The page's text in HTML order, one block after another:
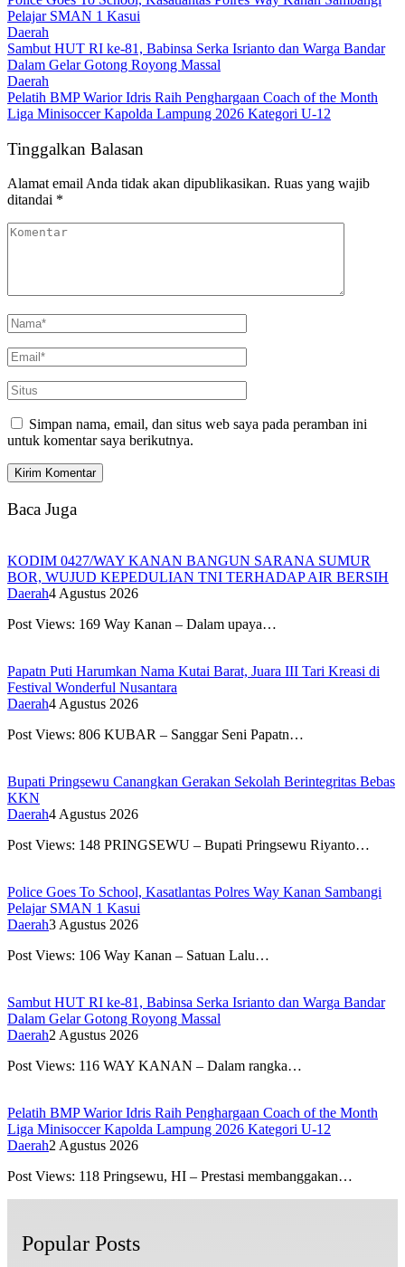
Pelajar SMAN 1 Kasui
Daerah
Sambut HUT RI ke-81, Babinsa Serka Isrianto dan Warga Bandar
Dalam Gelar Gotong Royong Massal
Daerah
Pelatih BMP Warior Idris Raih Penghargaan Coach of the Month
Liga Minisoccer Kapolda Lampung 2026 Kategori U-12
Tinggalkan Balasan
Alamat email Anda tidak akan dipublikasikan. Ruas yang wajib
ditandai *
Simpan nama, email, dan situs web saya pada peramban ini
untuk komentar saya berikutnya.
Baca Juga
KODIM 0427/WAY KANAN BANGUN SARANA SUMUR
BOR, WUJUD KEPEDULIAN TNI TERHADAP AIR BERSIH
Daerah4 Agustus 2026
Post Views: 169 Way Kanan – Dalam upaya…
Papatn Puti Harumkan Nama Kutai Barat, Juara III Tari Kreasi di
Festival Wonderful Nusantara
Daerah4 Agustus 2026
Post Views: 806 KUBAR – Sanggar Seni Papatn…
Bupati Pringsewu Canangkan Gerakan Sekolah Berintegritas Bebas
KKN
Daerah4 Agustus 2026
Post Views: 148 PRINGSEWU – Bupati Pringsewu Riyanto…
Police Goes To School, Kasatlantas Polres Way Kanan Sambangi
Pelajar SMAN 1 Kasui
Daerah3 Agustus 2026
Post Views: 106 Way Kanan – Satuan Lalu…
Sambut HUT RI ke-81, Babinsa Serka Isrianto dan Warga Bandar
Dalam Gelar Gotong Royong Massal
Daerah2 Agustus 2026
Post Views: 116 WAY KANAN – Dalam rangka…
Pelatih BMP Warior Idris Raih Penghargaan Coach of the Month
Liga Minisoccer Kapolda Lampung 2026 Kategori U-12
Daerah2 Agustus 2026
Post Views: 118 Pringsewu, HI – Prestasi membanggakan…
Popular Posts